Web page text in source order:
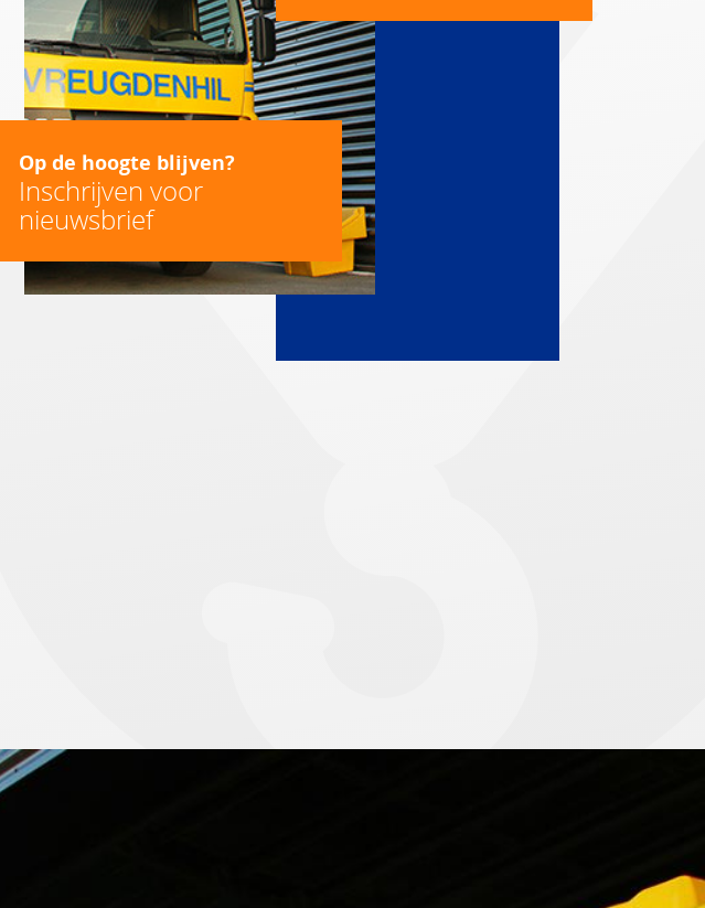
Op de hoogte blijven?
Inschrijven voor
nieuwsbrief